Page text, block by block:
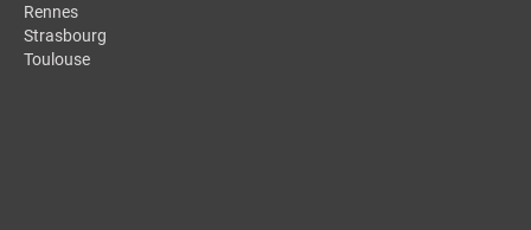
Rennes
Strasbourg
Toulouse